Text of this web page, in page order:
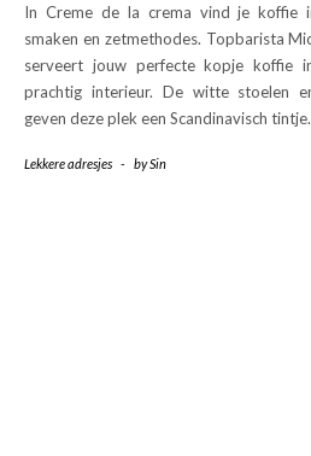
In Creme de la crema vind je koffie
smaken en zetmethodes. Topbarista
serveert jouw perfecte kopje koffie
prachtig interieur. De witte stoelen
geven deze plek een Scandinavisch
Lekkere adresjes - bySin